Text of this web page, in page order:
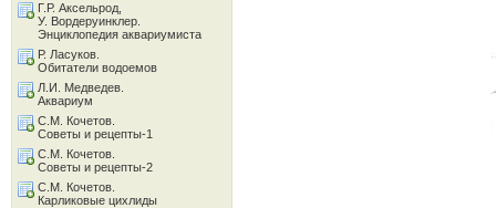
Г.Р. Аксельрод,
У. Вордеруинклер.
Энциклопедия аквариумиста
Р. Ласуков.
Обитатели водоемов
Л.И. Медведев.
Аквариум
С.М. Кочетов.
Советы и рецепты-1
С.М. Кочетов.
Советы и рецепты-2
С.М. Кочетов.
Карликовые цихлиды